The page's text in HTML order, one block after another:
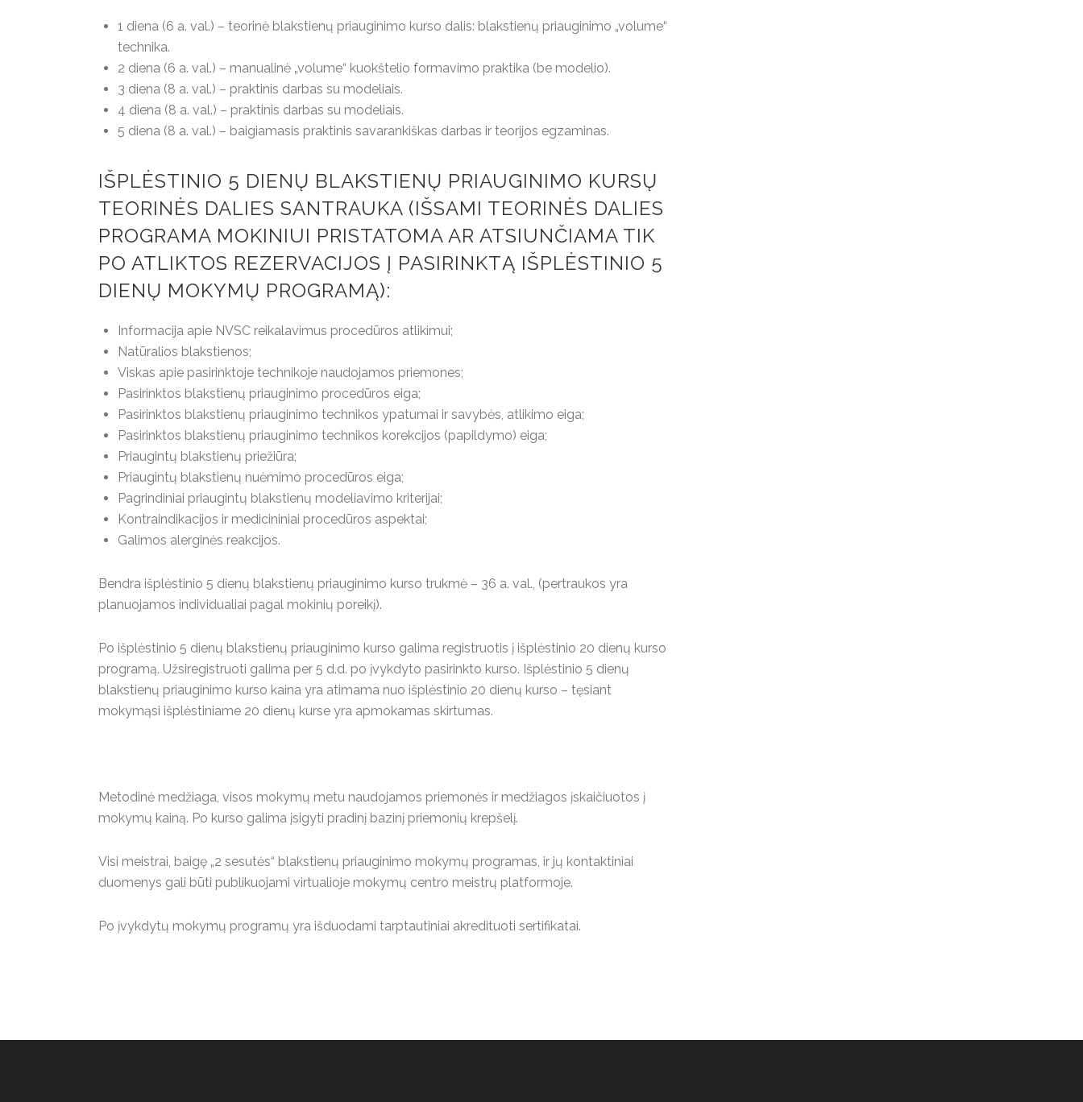
1 diena (6 a. val.) – teorinė blakstienų priauginimo kurso dalis: blakstienų priauginimo „volume“
technika.
2 diena (6 a. val.) – manualinė „volume“ kuokštelio formavimo praktika (be modelio).
3 diena (8 a. val.) – praktinis darbas su modeliais.
4 diena (8 a. val.) – praktinis darbas su modeliais.
5 diena (8 a. val.) – baigiamasis praktinis savarankiškas darbas ir teorijos egzaminas.
IŠPLĖSTINIO 5 DIENŲ BLAKSTIENŲ PRIAUGINIMO KURSŲ
TEORINĖS DALIES SANTRAUKA (IŠSAMI TEORINĖS DALIES
PROGRAMA MOKINIUI PRISTATOMA AR ATSIUNČIAMA TIK
PO ATLIKTOS REZERVACIJOS Į PASIRINKTĄ IŠPLĖSTINIO 5
DIENŲ MOKYMŲ PROGRAMĄ):
Informacija apie NVSC reikalavimus procedūros atlikimui;
Natūralios blakstienos;
Viskas apie pasirinktoje technikoje naudojamos priemones;
Pasirinktos blakstienų priauginimo procedūros eiga;
Pasirinktos blakstienų priauginimo technikos ypatumai ir savybės, atlikimo eiga;
Pasirinktos blakstienų priauginimo technikos korekcijos (papildymo) eiga;
Priaugintų blakstienų priežiūra;
Priaugintų blakstienų nuėmimo procedūros eiga;
Pagrindiniai priaugintų blakstienų modeliavimo kriterijai;
Kontraindikacijos ir medicininiai procedūros aspektai;
Galimos alerginės reakcijos.
Bendra išplėstinio 5 dienų blakstienų priauginimo kurso trukmė – 36 a. val., (pertraukos yra
planuojamos individualiai pagal mokinių poreikį).
Po išplėstinio 5 dienų blakstienų priauginimo kurso galima registruotis į išplėstinio 20 dienų kurso
programą. Užsiregistruoti galima per 5 d.d. po įvykdyto pasirinkto kurso. Išplėstinio 5 dienų
blakstienų priauginimo kurso kaina yra atimama nuo išplėstinio 20 dienų kurso – tęsiant
mokymąsi išplėstiniame 20 dienų kurse yra apmokamas skirtumas.
Metodinė medžiaga, visos mokymų metu naudojamos priemonės ir medžiagos įskaičiuotos į
mokymų kainą. Po kurso galima įsigyti pradinį bazinį priemonių krepšelį.
Visi meistrai, baigę „2 sesutės“ blakstienų priauginimo mokymų programas, ir jų kontaktiniai
duomenys gali būti publikuojami virtualioje mokymų centro meistrų platformoje.
Po įvykdytų mokymų programų yra išduodami tarptautiniai akredituoti sertifikatai.